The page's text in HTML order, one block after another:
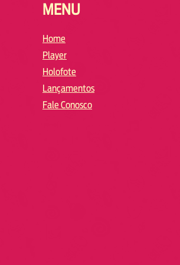
MENU
Home
Player
Holofote
Lançamentos
Fale Conosco